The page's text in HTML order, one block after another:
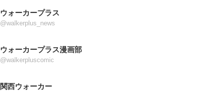
ウォーカープラス
@walkerplus_news
ウォーカープラス漫画部
@walkerpluscomic
関西ウォーカー